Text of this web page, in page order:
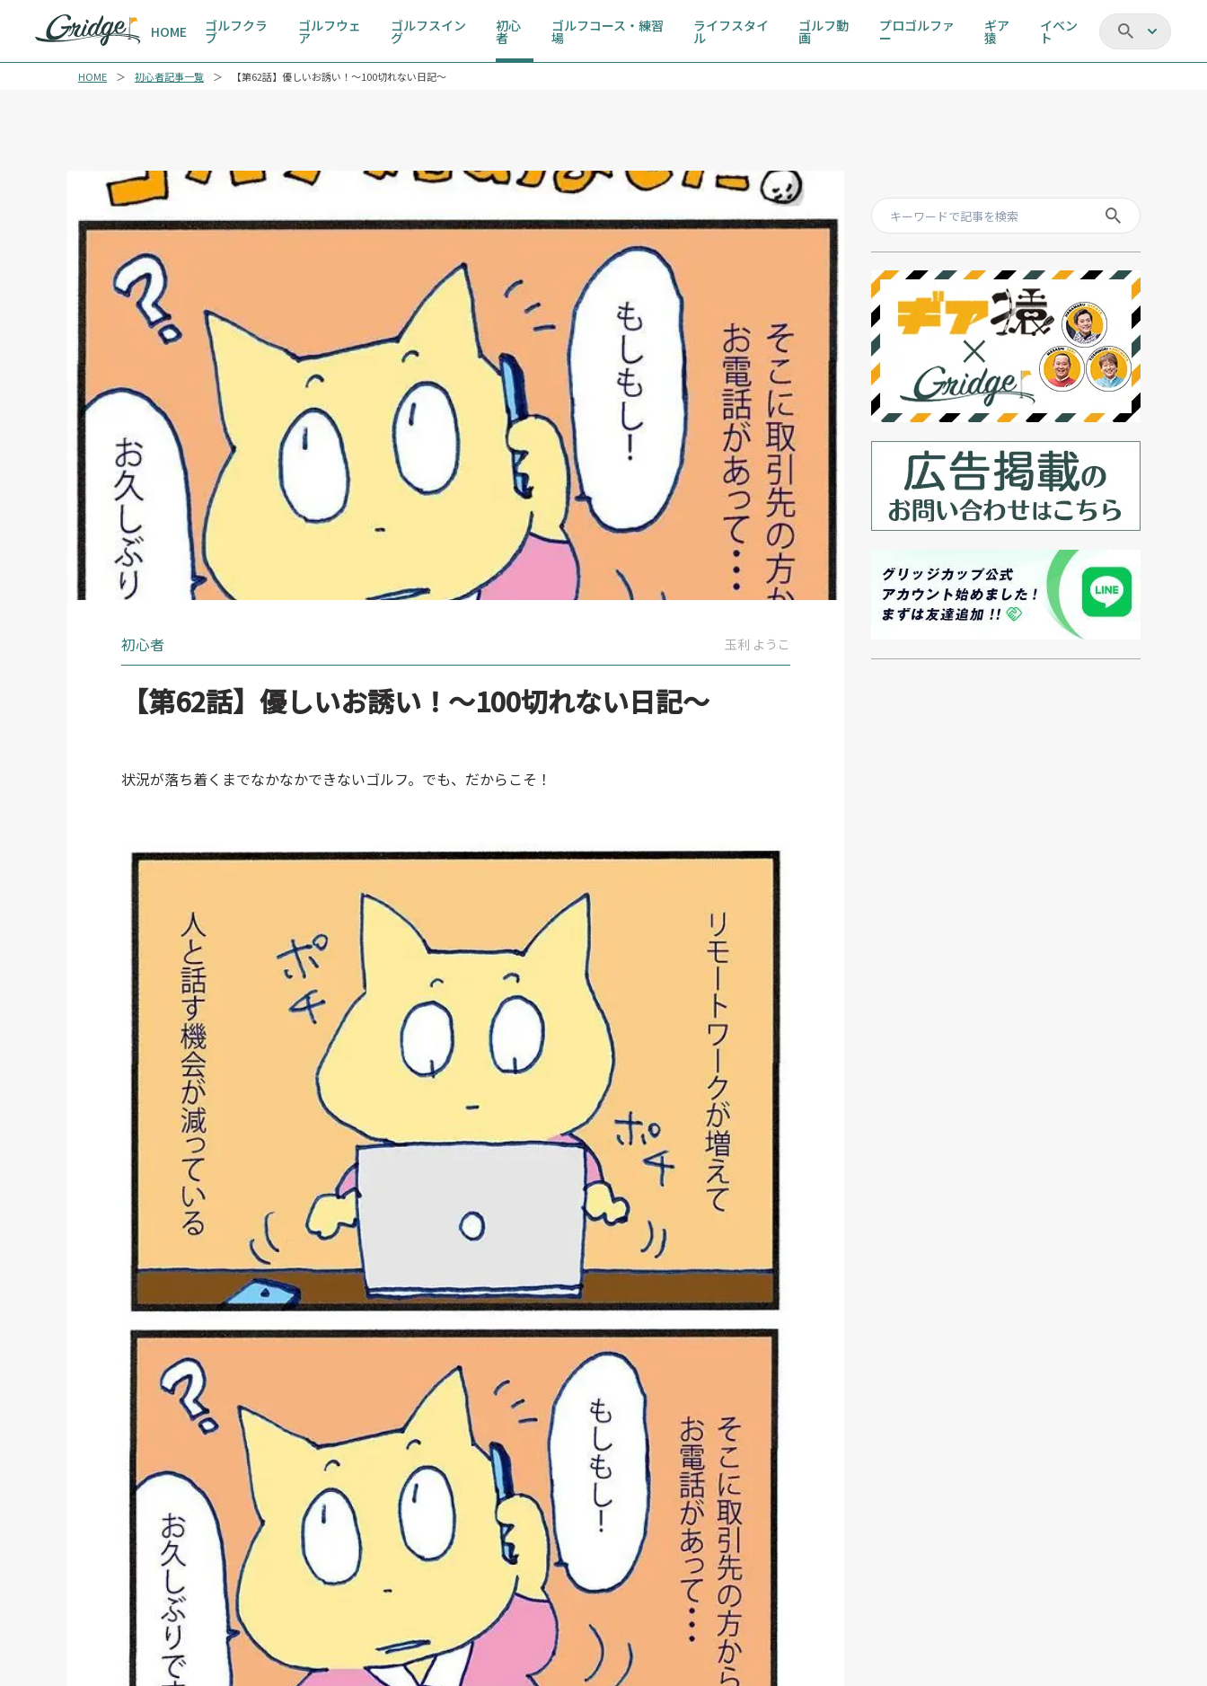
HOME ゴルフクラ
ブ
ゴルフウェ
ア
ゴルフスイン
グ
初心
者
ゴルフコース・練習
場
ライフスタイ
ル
ゴルフ動
画
プロゴルファ
ー
ギア
猿
イベン
ト
HOME 初心者記事一覧 【第62話】優しいお誘い！〜100切れない日記～
初心者 玉利 ようこ
【第62話】優しいお誘い！〜100切れない日記～
状況が落ち着くまでなかなかできないゴルフ。でも、だからこそ！